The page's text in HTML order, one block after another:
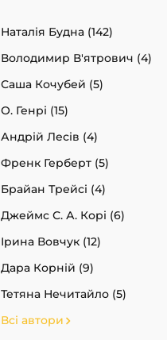
Наталія Будна (142)
Володимир В'ятрович (4)
Саша Кочубей (5)
О. Генрі (15)
Андрій Лесів (4)
Френк Герберт (5)
Брайан Трейсі (4)
Джеймс С. А. Корі (6)
Ірина Вовчук (12)
Дара Корній (9)
Тетяна Нечитайло (5)
Всі автори